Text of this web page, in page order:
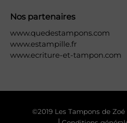
Nos partenaires
www.quedestampons.com
www.estampille.fr
www.ecriture-et-tampon.com
©2019 Les Tampons de Zoé